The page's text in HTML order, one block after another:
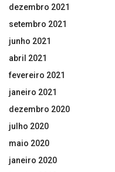
dezembro 2021
setembro 2021
junho 2021
abril 2021
fevereiro 2021
janeiro 2021
dezembro 2020
julho 2020
maio 2020
janeiro 2020